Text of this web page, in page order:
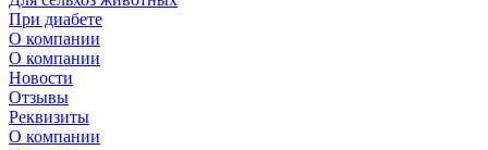
При диабете
О компании
О компании
Новости
Отзывы
Реквизиты
О компании